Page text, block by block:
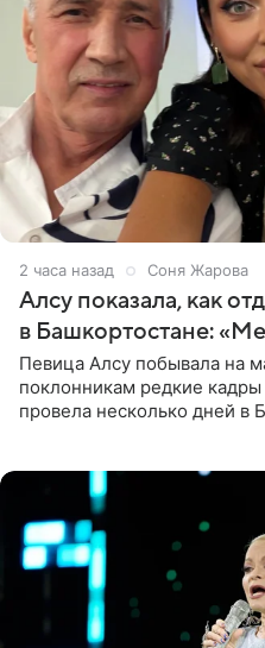
2 часа назад Соня Жарова
Алсу показала, как
в Башкортостане:
Певица Алсу побывала на
поклонникам редкие
провела несколько дней в